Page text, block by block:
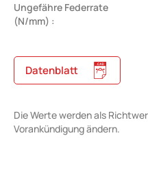
Ungefähre Federrate
(N/mm) :
Datenblatt
Die Werte werden als
Vorankündigung ändern.